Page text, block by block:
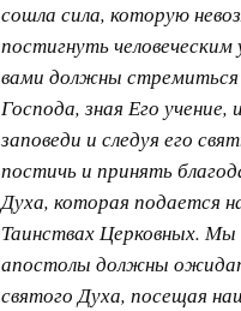
сошла сила, которую
постигнуть
вами должны
Господа, зная Его учение,
заповеди и следуя его
постичь и принять
Духа, которая подается
Таинствах Церковных. Мы
апостолы должны
святого Духа, посещая